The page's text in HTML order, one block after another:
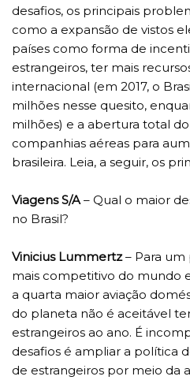
desafios, os principais
como a expansão de vistos
países como forma de
estrangeiros, ter mais
internacional (em 2017, o
milhões nesse quesito,
milhões) e a abertura total
companhias aéreas para
brasileira. Leia, a seguir, os
Viagens S/A– Qual o maior
no Brasil?
Vinicius Lummertz– Para um
mais competitivo do mundo
a quarta maior aviação
do planeta não é aceitável
estrangeiros ao ano. É
desafios é ampliar a política
de estrangeiros por meio da